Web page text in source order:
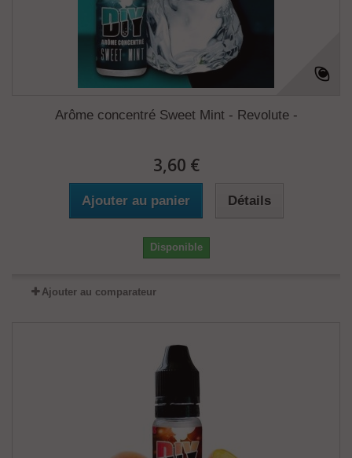
Arôme concentré Sweet Mint - Revolute -
3,60 €
Ajouter au panier Détails
Disponible
Ajouter au comparateur